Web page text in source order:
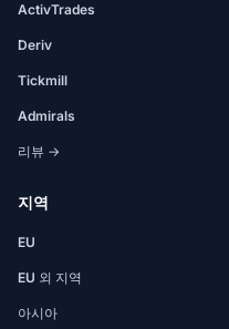
ActivTrades
Deriv
Tickmill
Admirals
리뷰 →
지역
EU
EU 외 지역
아시아